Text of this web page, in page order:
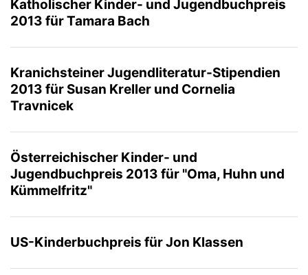
Katholischer Kinder- und Jugendbuchpreis
2013 für Tamara Bach
Kranichsteiner Jugendliteratur-Stipendien
2013 für Susan Kreller und Cornelia
Travnicek
Österreichischer Kinder- und
Jugendbuchpreis 2013 für "Oma, Huhn und
Kümmelfritz"
US-Kinderbuchpreis für Jon Klassen